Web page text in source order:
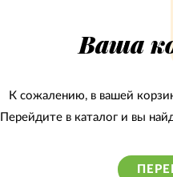
Ваша
К сожалению, в вашей
Перейдите в каталог и вы